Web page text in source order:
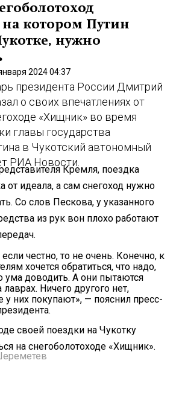
котором Путин
нужно
2024 04:37
президента России Дмитрий
о своих впечатлениях от
«Хищник» во время
главы государства
в Чукотский автономный
РИА Новости.
Кремля, поездка
от идеала, а сам снегоход нужно
Со слов Пескова, у указанного
из рук вон плохо работают
честно, то не очень. Конечно, к
хочется обратиться, что надо,
ума доводить. А они пытаются
лаврах. Ничего другого нет,
у них покупают», — пояснил пресс-
своей поездки на Чукотку
на снегоболотоходе «Хищник».